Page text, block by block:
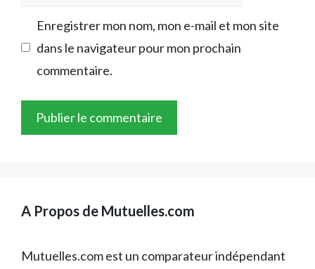
Enregistrer mon nom, mon e-mail et mon site
dans le navigateur pour mon prochain
commentaire.
A Propos de Mutuelles.com
Mutuelles.com est un comparateur indépendant